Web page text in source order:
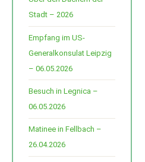
Stadt – 2026
Empfang im US-
Generalkonsulat Leipzig
– 06.05.2026
Besuch in Legnica –
06.05.2026
Matinee in Fellbach –
26.04.2026